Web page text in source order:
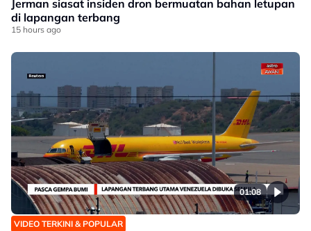
Jerman siasat insiden dron bermuatan bahan letupan
di lapangan terbang
15 hours ago
01:08
VIDEO TERKINI & POPULAR